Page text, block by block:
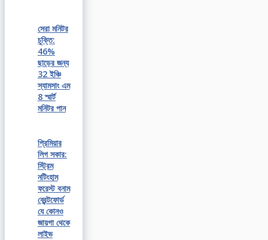
সেরা মনিটর
চুক্তি:
46%
ছাড়ের জন্য
32 ইঞ্চি
স্যামসাং এম
8 স্মার্ট
মনিটর পান
প্রিমিয়ার
লিগ সকার:
স্ট্রিম
নটিংহাম
ফরেস্ট বনাম
ব্রেন্টফোর্ড
যে কোনও
জায়গা থেকে
লাইভ